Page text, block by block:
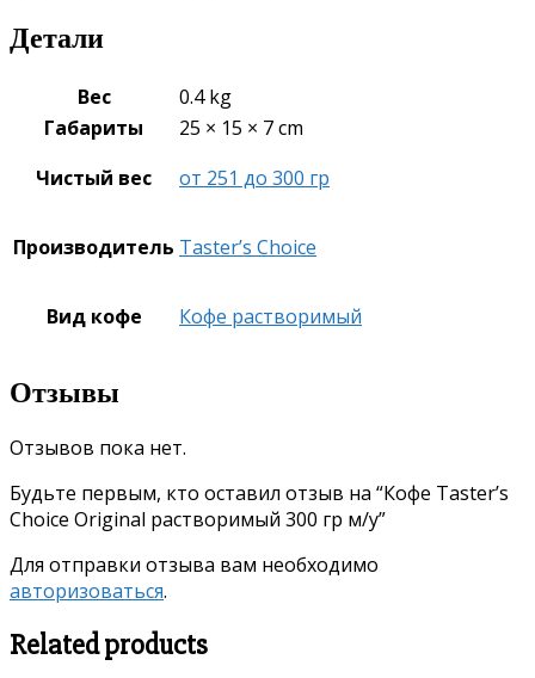
Детали
Вес
0.4 kg
Габариты
25 × 15 × 7 cm
Чистый вес
от 251 до 300 гр
Производитель Taster’s Choice
Вид кофе Кофе растворимый
Отзывы
Отзывов пока нет.
Будьте первым, кто оставил отзыв на “Кофе Taster’s
Choice Original растворимый 300 гр м/у”
Для отправки отзыва вам необходимо
авторизоваться.
Related products